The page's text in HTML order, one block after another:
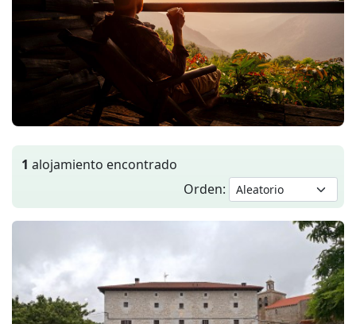
1 alojamiento encontrado
Orden: